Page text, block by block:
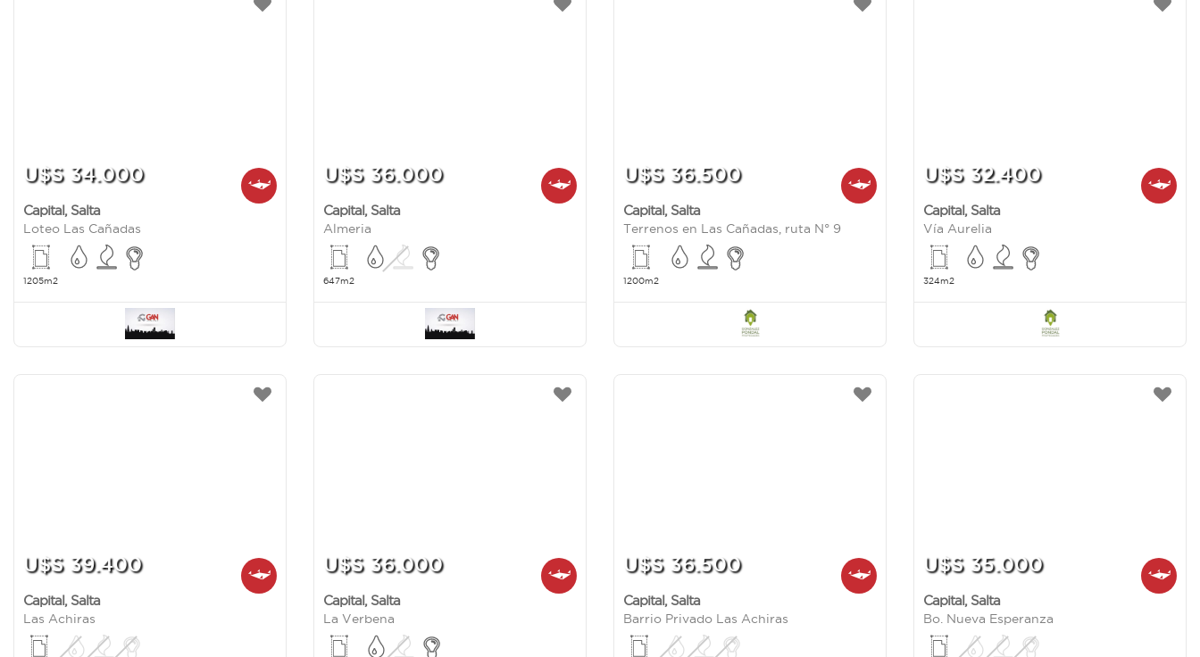
U$S 34.000
Capital, Salta
Loteo Las Cañadas
1205m2
U$S 36.000
Capital, Salta
Almeria
647m2
U$S 36.500
Capital, Salta
Terrenos en Las Cañadas, ruta N° 9
1200m2
U$S 32.400
Capital, Salta
Vía Aurelia
324m2
U$S 39.400
Capital, Salta
Las Achiras
U$S 36.000
Capital, Salta
La Verbena
U$S 36.500
Capital, Salta
Barrio Privado Las Achiras
U$S 35.000
Capital, Salta
Bo. Nueva Esperanza